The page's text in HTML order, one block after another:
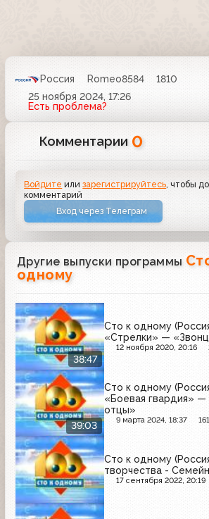
Россия Romeo8584
1810
25 ноября 2024, 17:26
Есть проблема?
Комментарии 0
Войдите илизарегистрируйтесь , чтобы
комментарий
Вход через Телеграм
Другие выпуски программы
одному
38:47
Сто к одному
«Стрелки» —
12 ноября 2020, 20:16
39:03
Сто к одному
«Боевая гвардия»
отцы»
9 марта 2024, 18:37
Сто к одному
творчества -
17 сентября 2022, 20:19